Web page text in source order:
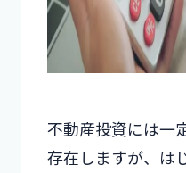
不動産投資には一
存在しますが、は